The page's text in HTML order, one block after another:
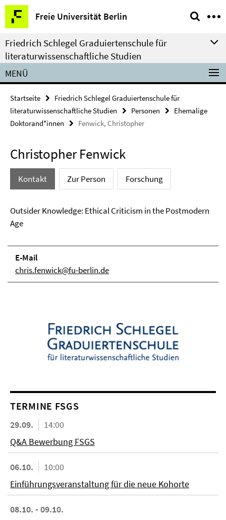
Springe
direkt
zu
Inhalt
Freie Universität Berlin
Service-
Navigation
Friedrich Schlegel Graduiertenschule für
literaturwissenschaftliche Studien
MENÜ
Startseite
Friedrich Schlegel Graduiertenschule für
literaturwissenschaftliche Studien
Personen
Ehemalige
Doktorand*innen
Fenwick, Christopher
Christopher Fenwick
Kontakt Zur Person Forschung
Outsider Knowledge: Ethical Criticism in the Postmodern
Age
E-Mail
chris.fenwick@fu-berlin.de
TERMINE FSGS
29.09.
14:00
Q&A Bewerbung FSGS
06.10.
10:00
Einführungsveranstaltung für die neue Kohorte
08.10. - 09.10.